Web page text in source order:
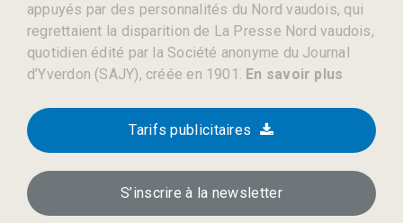
appuyés par des personnalités du Nord vaudois, qui
regrettaient la disparition de La Presse Nord vaudois,
quotidien édité par la Société anonyme du Journal
d’Yverdon (SAJY), créée en 1901. En savoir plus
Tarifs publicitaires
S’inscrire à la newsletter